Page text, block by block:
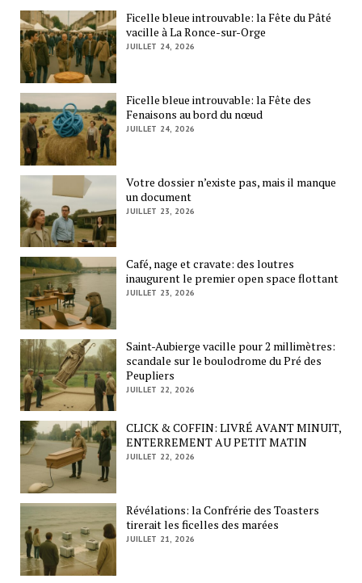
Ficelle bleue introuvable: la Fête du Pâté
vacille à La Ronce-sur-Orge
JUILLET 24, 2026
Ficelle bleue introuvable: la Fête des
Fenaisons au bord du nœud
JUILLET 24, 2026
Votre dossier n’existe pas, mais il manque
un document
JUILLET 23, 2026
Café, nage et cravate: des loutres
inaugurent le premier open space flottant
JUILLET 23, 2026
Saint-Aubierge vacille pour 2 millimètres:
scandale sur le boulodrome du Pré des
Peupliers
JUILLET 22, 2026
CLICK & COFFIN: LIVRÉ AVANT MINUIT,
ENTERREMENT AU PETIT MATIN
JUILLET 22, 2026
Révélations: la Confrérie des Toasters
tirerait les ficelles des marées
JUILLET 21, 2026